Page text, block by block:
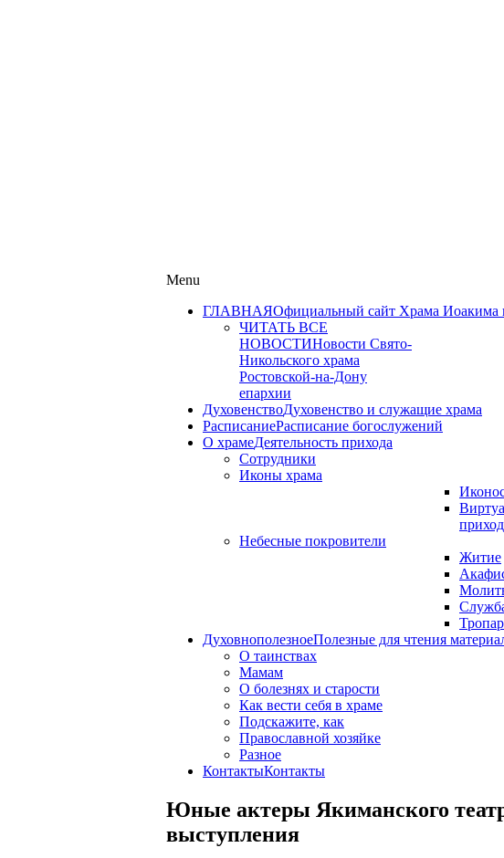
Menu
ГЛАВНАЯОфициальный сайт Храма
ЧИТАТЬ ВСЕ
НОВОСТИНовости Свято-
Никольского храма
Ростовской-на-Дону
епархии
ДуховенствоДуховенство и служащие храма
РасписаниеРасписание богослужений
О храмеДеятельность прихода
Сотрудники
Иконы храма
Небесные покровители
Житие
ДуховнополезноеПолезные для чтения
О таинствах
Мамам
О болезнях и старости
Как вести себя в храме
Подскажите, как
Православной хозяйке
Разное
КонтактыКонтакты
Юные актеры Якиманского
выступления